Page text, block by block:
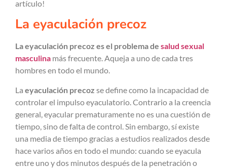
artículo!
La eyaculación precoz
La eyaculación precoz es el problema de salud sexual
masculina más frecuente. Aqueja a uno de cada tres
hombres en todo el mundo.
La eyaculación precoz se define como la incapacidad de
controlar el impulso eyaculatorio. Contrario a la creencia
general, eyacular prematuramente no es una cuestión de
tiempo, sino de falta de control. Sin embargo, sí existe
una media de tiempo gracias a estudios realizados desde
hace varios años en todo el mundo: cuando se eyacula
entre uno y dos minutos después de la penetración o